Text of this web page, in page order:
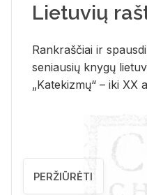
Lietuvių
Rank­raš­čiai ir
se­niau­sių kny­gų
„Ka­te­kiz­mų“ – iki XX
PERŽIŪRĖTI